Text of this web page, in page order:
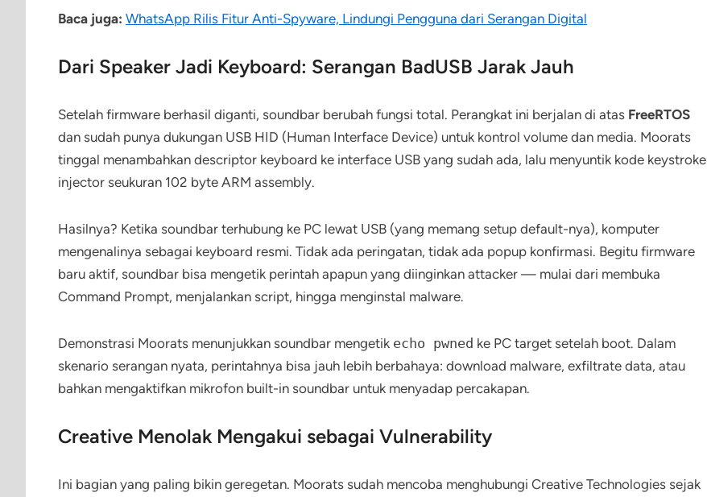
Baca juga: WhatsApp Rilis Fitur Anti-Spyware, Lindungi Pengguna dari Serangan Digital
Dari Speaker Jadi Keyboard: Serangan BadUSB Jarak Jauh
Setelah firmware berhasil diganti, soundbar berubah fungsi total. Perangkat ini berjalan di atas FreeRTOS
dan sudah punya dukungan USB HID (Human Interface Device) untuk kontrol volume dan media. Moorats
tinggal menambahkan descriptor keyboard ke interface USB yang sudah ada, lalu menyuntik kode keystroke
injector seukuran 102 byte ARM assembly.
Hasilnya? Ketika soundbar terhubung ke PC lewat USB (yang memang setup default-nya), komputer
mengenalinya sebagai keyboard resmi. Tidak ada peringatan, tidak ada popup konfirmasi. Begitu firmware
baru aktif, soundbar bisa mengetik perintah apapun yang diinginkan attacker — mulai dari membuka
Command Prompt, menjalankan script, hingga menginstal malware.
Demonstrasi Moorats menunjukkan soundbar mengetik echo pwned ke PC target setelah boot. Dalam
skenario serangan nyata, perintahnya bisa jauh lebih berbahaya: download malware, exfiltrate data, atau
bahkan mengaktifkan mikrofon built-in soundbar untuk menyadap percakapan.
Creative Menolak Mengakui sebagai Vulnerability
Ini bagian yang paling bikin geregetan. Moorats sudah mencoba menghubungi Creative Technologies sejak